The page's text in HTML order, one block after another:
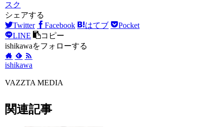
スク
シェアする
Twitter
Facebook はてブ
Pocket
LINE
コピー
ishikawaをフォローする
ishikawa
VAZZTA MEDIA
関連記事